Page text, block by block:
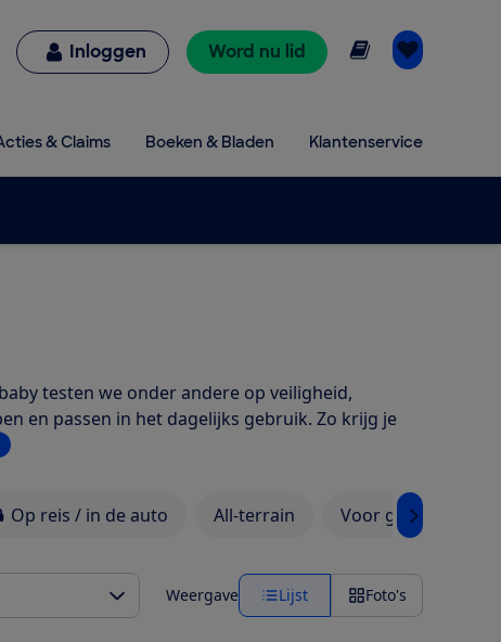
Inloggen Word nu lid Online lezen
& Claims Boeken & Bladen Klantenservice
testen we onder andere op veiligheid,
en passen in het dagelijks gebruik. Zo krijg je
Op reis / in de auto All-terrain Voor grote
Weergave Lijst Foto's